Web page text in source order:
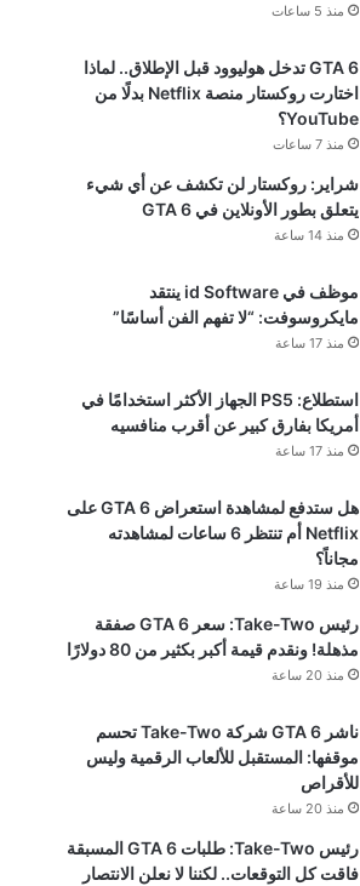
منذ 5 ساعات
GTA 6 تدخل هوليوود قبل الإطلاق.. لماذا
اختارت روكستار منصة Netflix بدلًا من
YouTube؟
منذ 7 ساعات
شراير: روكستار لن تكشف عن أي شيء
يتعلق بطور الأونلاين في GTA 6
منذ 14 ساعة
موظف في id Software ينتقد
مايكروسوفت: “لا تفهم الفن أساسًا”
منذ 17 ساعة
استطلاع: PS5 الجهاز الأكثر استخدامًا في
أمريكا بفارق كبير عن أقرب منافسيه
منذ 17 ساعة
هل ستدفع لمشاهدة استعراض GTA 6 على
Netflix أم تنتظر 6 ساعات لمشاهدته
مجاناً؟
منذ 19 ساعة
رئيس Take-Two: سعر GTA 6 صفقة
مذهلة! ونقدم قيمة أكبر بكثير من 80 دولارًا
منذ 20 ساعة
ناشر GTA 6 شركة Take-Two تحسم
موقفها: المستقبل للألعاب الرقمية وليس
للأقراص
منذ 20 ساعة
رئيس Take-Two: طلبات GTA 6 المسبقة
فاقت كل التوقعات.. لكننا لا نعلن الانتصار